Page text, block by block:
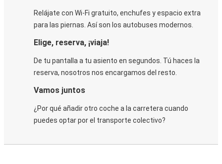
Relájate con Wi-Fi gratuito, enchufes y espacio extra
para las piernas. Así son los autobuses modernos.
Elige, reserva, ¡viaja!
De tu pantalla a tu asiento en segundos. Tú haces la
reserva, nosotros nos encargamos del resto.
Vamos juntos
¿Por qué añadir otro coche a la carretera cuando
puedes optar por el transporte colectivo?